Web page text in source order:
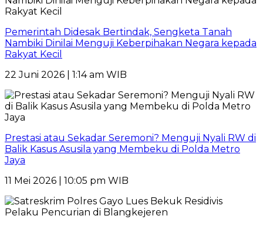
Pemerintah Didesak Bertindak, Sengketa Tanah
Nambiki Dinilai Menguji Keberpihakan Negara kepada
Rakyat Kecil
22 Juni 2026 | 1:14 am WIB
Prestasi atau Sekadar Seremoni? Menguji Nyali RW di
Balik Kasus Asusila yang Membeku di Polda Metro
Jaya
11 Mei 2026 | 10:05 pm WIB